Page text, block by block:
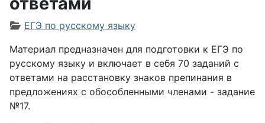
Информация о материале
ЕГЭ по русскому языку
Материал предназначен для подготовки к ЕГЭ по
русскому языку и включает в себя 70 заданий с
ответами на расстановку знаков препинания в
предложениях с обособленными членами - задание
№17.